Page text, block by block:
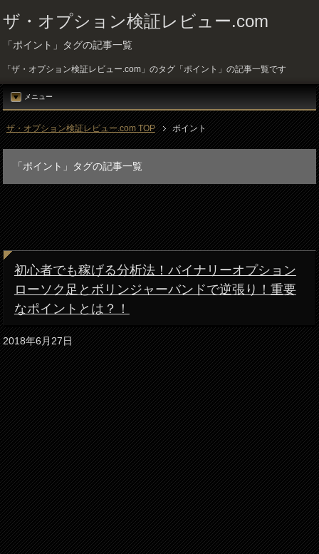
ザ・オプション検証レビュー.com
「ポイント」タグの記事一覧
「ザ・オプション検証レビュー.com」のタグ「ポイント」の記事一覧です
メニュー
ザ・オプション検証レビュー.com TOP ポイント
「ポイント」タグの記事一覧
初心者でも稼げる分析法！バイナリーオプション
ローソク足とボリンジャーバンドで逆張り！重要
なポイントとは？！
2018年6月27日